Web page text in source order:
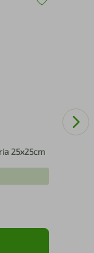
25x25cm